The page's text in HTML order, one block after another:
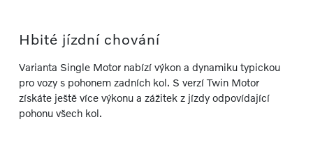
Hbité jízdní chování
Varianta Single Motor nabízí výkon a dynamiku typickou
pro vozy s pohonem zadních kol. S verzí Twin Motor
získáte ještě více výkonu a zážitek z jízdy odpovídající
pohonu všech kol.